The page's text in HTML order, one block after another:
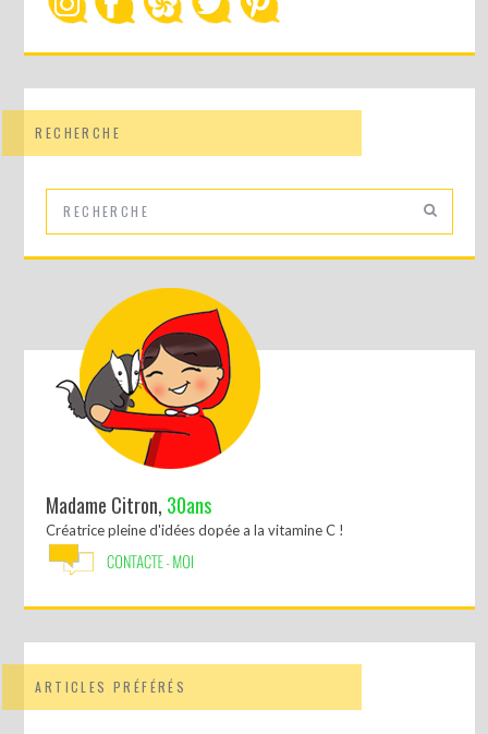
RECHERCHE
Madame Citron, 30ans
Créatrice pleine d'idées dopée a la vitamine C !
ARTICLES PRÉFÉRÉS